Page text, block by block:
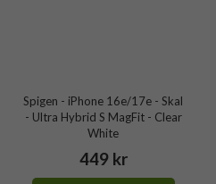
Spigen - iPhone 16e/17e - Skal
- Ultra Hybrid S MagFit - Clear
White
449 kr